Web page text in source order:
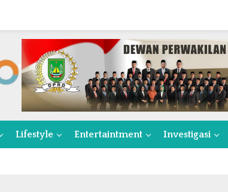
Lifestyle Entertaintment Investigasi